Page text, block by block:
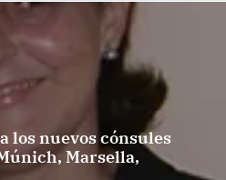
los nuevos cónsules
Marsella,